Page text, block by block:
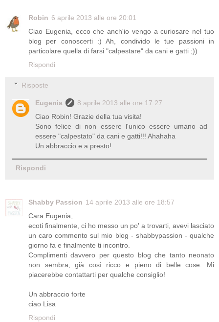
Robin 6 aprile 2013 alle ore 20:01
Ciao Eugenia, ecco che anch'io vengo a curiosare nel tuo
blog per conoscerti :) Ah, condivido le tue passioni in
particolare quella di farsi "calpestare" da cani e gatti ;))
Rispondi
Risposte
Eugenia
8 aprile 2013 alle ore 17:27
Ciao Robin! Grazie della tua visita!
Sono felice di non essere l'unico essere umano ad
essere "calpestato" da cani e gatti!!! Ahahaha
Un abbraccio e a presto!
Rispondi
Shabby Passion 14 aprile 2013 alle ore 18:57
Cara Eugenia,
ecoti finalmente, ci ho messo un po' a trovarti, avevi lasciato
un caro commento sul mio blog - shabbypassion - qualche
giorno fa e finalmente ti incontro.
Complimenti davvero per questo blog che tanto neonato
non sembra, già così ricco e pieno di belle cose. Mi
piacerebbe contattarti per qualche consiglio!
Un abbraccio forte
ciao Lisa
Rispondi